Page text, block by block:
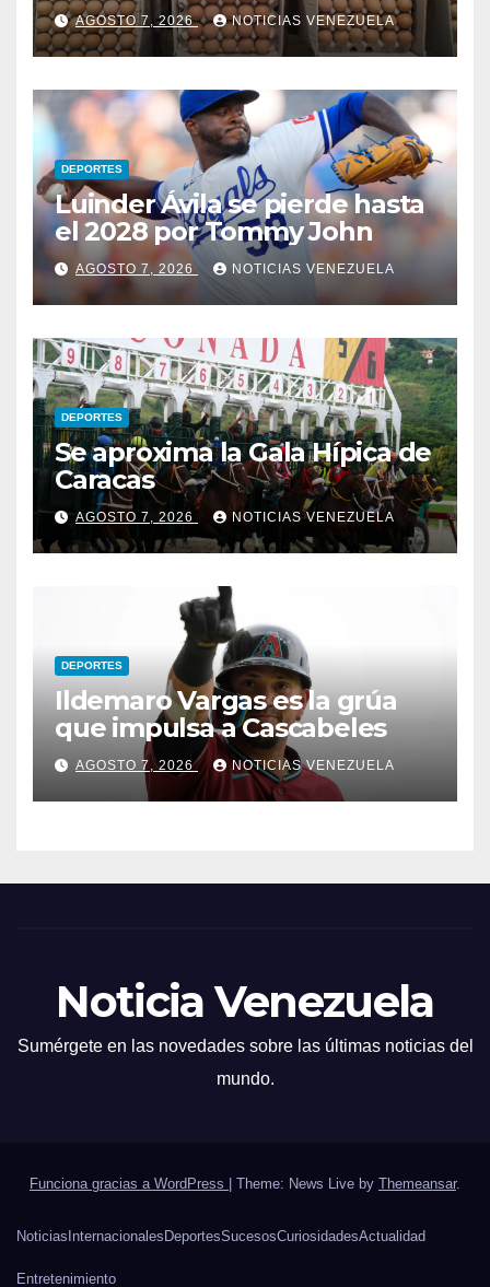
AGOSTO 7, 2026 NOTICIAS VENEZUELA
DEPORTES
Luinder Ávila se pierde hasta
el 2028 por Tommy John
AGOSTO 7, 2026 NOTICIAS VENEZUELA
DEPORTES
Se aproxima la Gala Hípica de
Caracas
AGOSTO 7, 2026 NOTICIAS VENEZUELA
DEPORTES
Ildemaro Vargas es la grúa
que impulsa a Cascabeles
AGOSTO 7, 2026 NOTICIAS VENEZUELA
Noticia Venezuela
Sumérgete en las novedades sobre las últimas noticias del
mundo.
Funciona gracias a WordPress Theme: News Live by Themeansar.
Noticias Internacionales DeportesSucesosCuriosidadesActualidad
Entretenimiento